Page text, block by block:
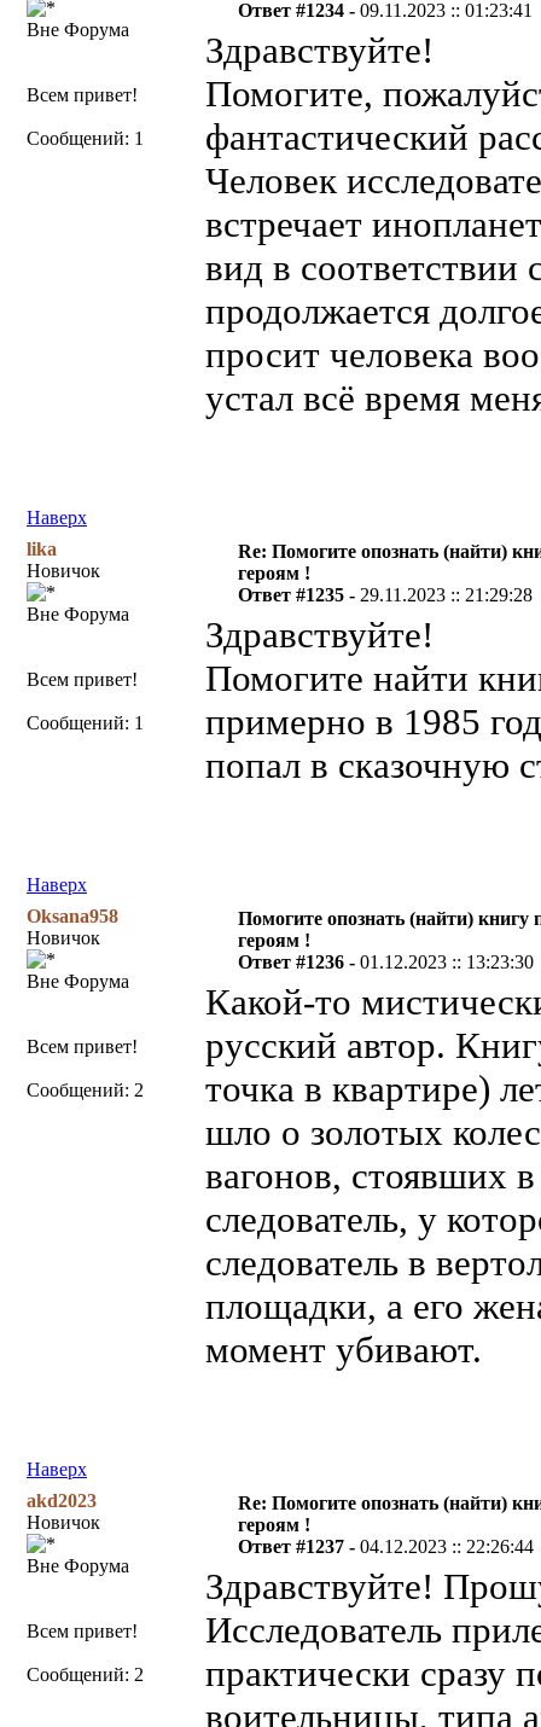
Вне Форума
Всем привет!
Сообщений: 1
Ответ #1234 -09.11.2023 :: 01:23:41
Здравствуйте!
Помогите,
фантастический
Человек
встречает
вид в соответствии
продолжается
просит человека
устал всё время
Наверх
lika
Новичок
Вне Форума
Всем привет!
Сообщений: 1
Re: Помогите опознать (найти)
героям !
Ответ #1235 - 29.11.2023 :: 21:29:28
Здравствуйте!
Помогите найти
примерно в 1985
попал в сказочную
Наверх
Oksana958
Новичок
Вне Форума
Всем привет!
Сообщений: 2
Помогите опознать (найти) книгу
героям !
Ответ #1236 -01.12.2023 :: 13:23:30
Какой-то
русский автор.
точка в квартире)
шло о золотых
вагонов, стоявших
следователь, у
следователь в
площадки, а его
момент убивают.
Наверх
akd2023
Новичок
Вне Форума
Всем привет!
Сообщений: 2
Re: Помогите опознать (найти)
героям !
Ответ #1237 -04.12.2023 :: 22:26:44
Здравствуйте!
Исследователь
практически сразу
воительницы, типа